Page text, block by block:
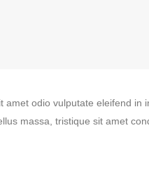
odio vulputate eleifend in
massa, tristique sit amet